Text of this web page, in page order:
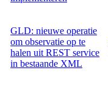
GLD: nieuwe operatie
om observatie op te
halen uit REST service
in bestaande XML